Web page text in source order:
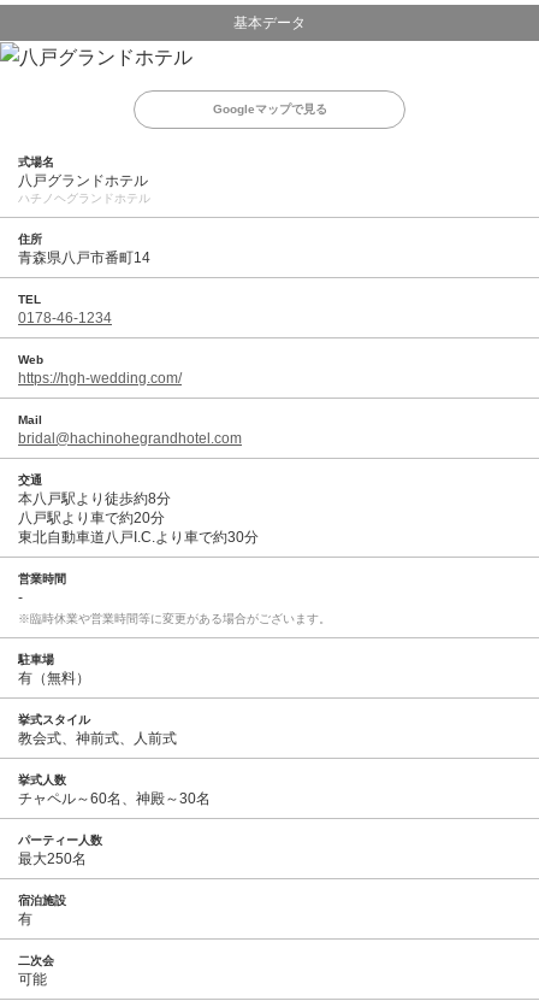
基本データ
Googleマップで見る
式場名
八戸グランドホテル
ハチノヘグランドホテル
住所
青森県八戸市番町14
TEL
0178-46-1234
Web
https://hgh-wedding.com/
Mail
bridal@hachinohegrandhotel.com
交通
本八戸駅より徒歩約8分
八戸駅より車で約20分
東北自動車道八戸I.C.より車で約30分
営業時間
-
※臨時休業や営業時間等に変更がある場合がございます。
駐車場
有（無料）
挙式スタイル
教会式、神前式、人前式
挙式人数
チャペル～60名、神殿～30名
パーティー人数
最大250名
宿泊施設
有
二次会
可能